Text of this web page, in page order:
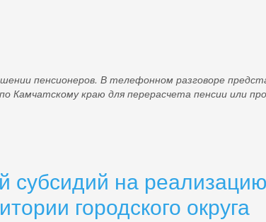
пенсионеров. В телефонном разговоре
краю для перерасчета пенсии или
субсидий на реализацию
городского округа